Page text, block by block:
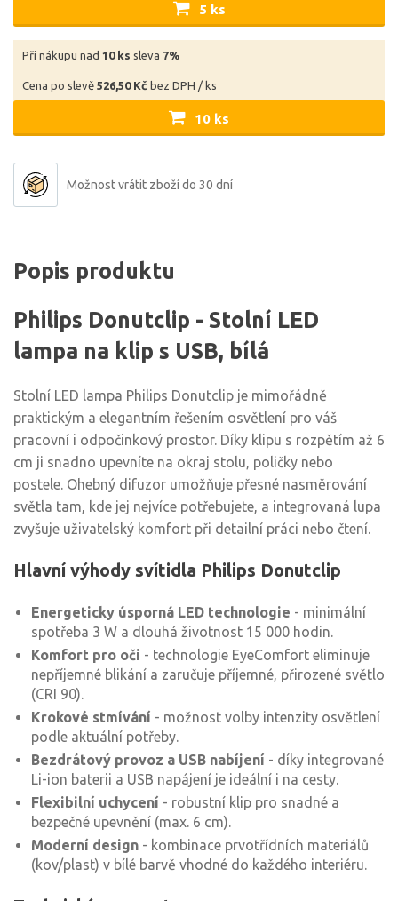
5 ks
Při nákupu nad 10 ks sleva 7%
Cena po slevě 526,50 Kč bez DPH / ks
10 ks
Možnost vrátit zboží do 30 dní
Popis produktu
Philips Donutclip - Stolní LED
lampa na klip s USB, bílá
Stolní LED lampa Philips Donutclip je mimořádně
praktickým a elegantním řešením osvětlení pro váš
pracovní i odpočinkový prostor. Díky klipu s rozpětím až 6
cm ji snadno upevníte na okraj stolu, poličky nebo
postele. Ohebný difuzor umožňuje přesné nasměrování
světla tam, kde jej nejvíce potřebujete, a integrovaná lupa
zvyšuje uživatelský komfort při detailní práci nebo čtení.
Hlavní výhody svítidla Philips Donutclip
Energeticky úsporná LED technologie - minimální
spotřeba 3 W a dlouhá životnost 15 000 hodin.
Komfort pro oči - technologie EyeComfort eliminuje
nepříjemné blikání a zaručuje příjemné, přirozené světlo
(CRI 90).
Krokové stmívání - možnost volby intenzity osvětlení
podle aktuální potřeby.
Bezdrátový provoz a USB nabíjení - díky integrované
Li-ion baterii a USB napájení je ideální i na cesty.
Flexibilní uchycení - robustní klip pro snadné a
bezpečné upevnění (max. 6 cm).
Moderní design - kombinace prvotřídních materiálů
(kov/plast) v bílé barvě vhodné do každého interiéru.